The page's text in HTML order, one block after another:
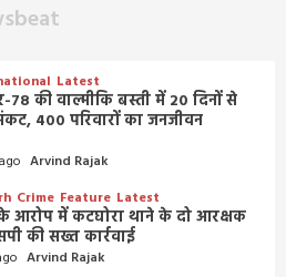
Latest
78 की वाल्मीकि बस्ती में 20 दिनों से
400 परिवारों का जनजीवन
Arvind Rajak
Crime Feature Latest
के आरोप में कटघोरा थाने के दो आरक्षक
की सख्त कार्रवाई
Arvind Rajak